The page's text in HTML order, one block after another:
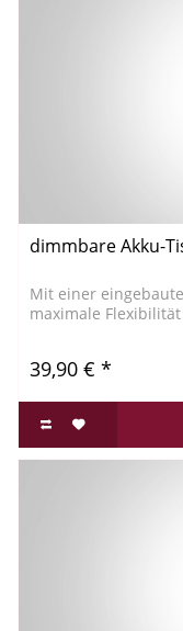
dimmbare Akku-
Mit einer
maximale
39,90 € *